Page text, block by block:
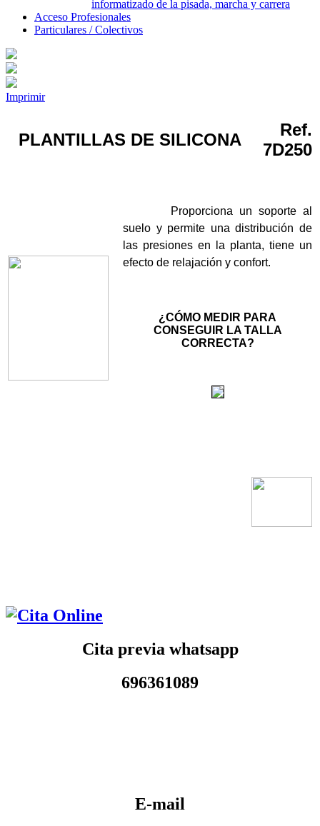
informatizado de la pisada, marcha y carrera
Acceso Profesionales
Particulares / Colectivos
Imprimir
PLANTILLAS DE SILICONA
Ref.
7D250
Proporciona un soporte al
suelo y permite una distribución de
las presiones en la planta, tiene un
efecto de relajación y confort.
¿CÓMO MEDIR PARA
CONSEGUIR LA TALLA
CORRECTA?
Cita previa whatsapp
696361089
E-mail